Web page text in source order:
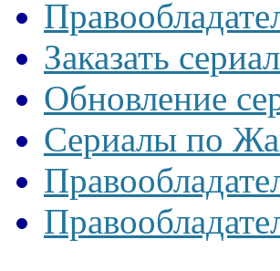
Заказать сериал
Обновление
Сериалы по